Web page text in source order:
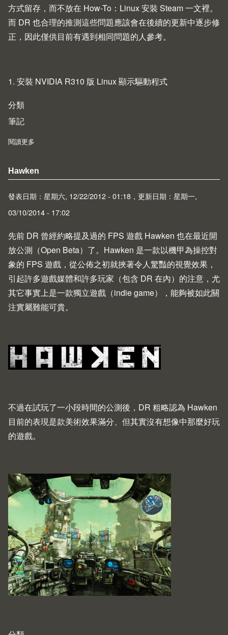
方式留存，而不放在 How-To：Linux 安裝 Steam一文裡。
而 DR 也合理的推測這些問題應該會在後續的更新中逐步修
正，因此僅供目前有遇到相同問題的人參考。
1. 安裝 NVIDIA R310 版 Linux 顯示驅動程式
分類
筆記
閱讀更多
Hawken
發表日期：星期六, 12/22/2012 - 01:18，更新日期：星期一,
03/10/2014 - 17:02
先前 DR 曾經約略提及過的 FPS 遊戲 Hawken 也在最近開
放公測（Open Beta）了。Hawken 是一款以機甲為操控對
象的 FPS 遊戲，從公佈之初就挾著令人驚豔的視覺效果，
引起許多遊戲媒體和許多玩家（包含 DR 在內）的注意，尤
其它事實上是一款獨立遊戲（indie game），能夠被如此關
注實屬難能可貴。
不過在試玩了一小段時間的公測後，DR 粗略認為 Hawken
目前的表現是款美術效果滿分、但其實沒有想像中那麼好玩
的遊戲。